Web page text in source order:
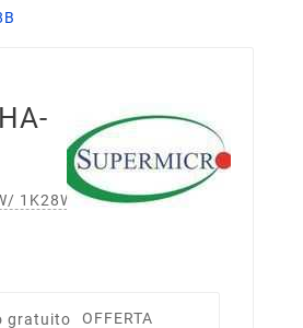
1K28W PWS Black
OFFERTA